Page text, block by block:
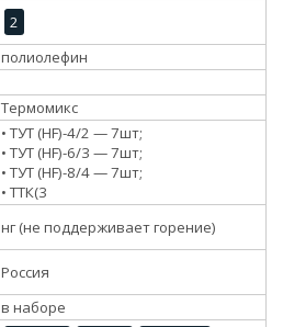
2
полиолефин
Термомикс
• ТУТ (HF)-4/2 — 7шт;
• ТУТ (HF)-6/3 — 7шт;
• ТУТ (HF)-8/4 — 7шт;
• ТТК(3
нг (не поддерживает горение)
Россия
в наборе